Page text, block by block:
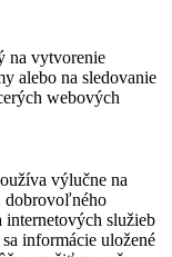
na vytvorenie
alebo na sledovanie
webových
výlučne na
dobrovoľného
internetových služieb
informácie uložené